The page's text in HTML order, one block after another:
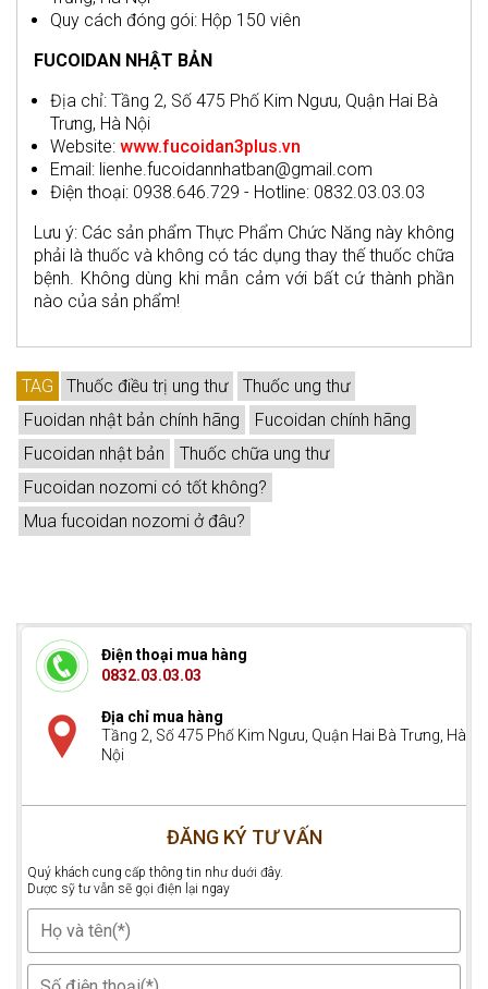
Quy cách đóng gói: Hộp 150 viên
FUCOIDAN NHẬT BẢN
Địa chỉ: Tầng 2, Số 475 Phố Kim Ngưu, Quận Hai Bà
Trưng, Hà Nội
Website: www.fucoidan3plus.vn
Email: lienhe.fucoidannhatban@gmail.com
Điện thoại: 0938.646.729 - Hotline: 0832.03.03.03
Lưu ý: Các sản phẩm Thực Phẩm Chức Năng này không
phải là thuốc và không có tác dụng thay thế thuốc chữa
bệnh. Không dùng khi mẫn cảm với bất cứ thành phần
nào của sản phẩm!
TAG Thuốc điều trị ung thư
Thuốc ung thư
Fuoidan nhật bản chính hãng
Fucoidan chính hãng
Fucoidan nhật bản
Thuốc chữa ung thư
Fucoidan nozomi có tốt không?
Mua fucoidan nozomi ở đâu?
Điện thoại mua hàng
0832.03.03.03
Địa chỉ mua hàng
Tầng 2, Số 475 Phố Kim Ngưu, Quận Hai Bà Trưng, Hà
Nội
ĐĂNG KÝ TƯ VẤN
Quý khách cung cấp thông tin như duới đây.
Dược sỹ tư vẫn sẽ gọi điện lại ngay